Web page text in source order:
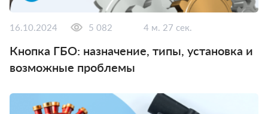
16.10.2024 5 082 4 м. 27 сек.
Кнопка ГБО: назначение, типы, установка и
возможные проблемы